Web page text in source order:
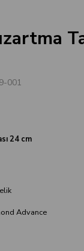
001
24 cm
Advance